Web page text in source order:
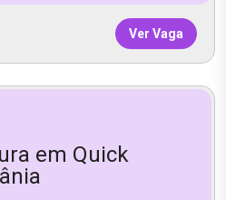
Ver Vaga
em Quick